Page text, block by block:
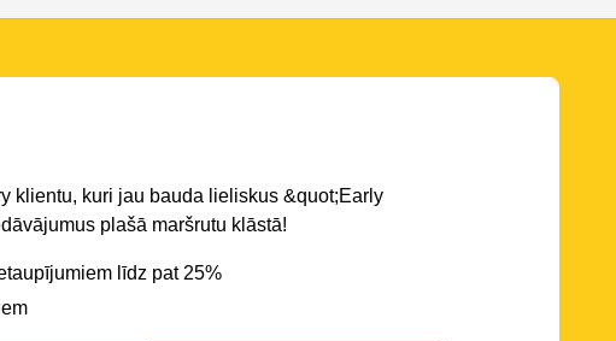
klientu, kuri jau bauda lieliskus &quot;Early
plašā maršrutu klāstā!
līdz pat 25%